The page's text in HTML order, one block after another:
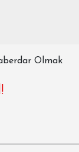
Olmak